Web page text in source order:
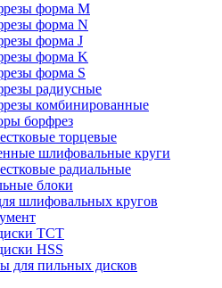
форма M
форма N
форма J
форма K
форма S
радиусные
комбинированные
борфрез
торцевые
шлифовальные круги
радиальные
блоки
шлифовальных кругов
ТСТ
HSS
для пильных дисков